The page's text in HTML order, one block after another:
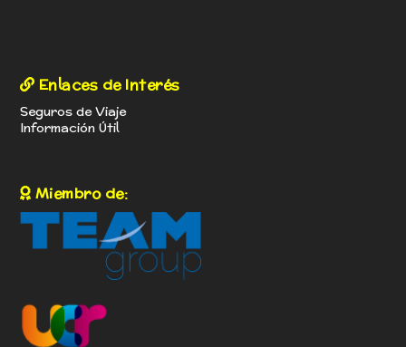
Enlaces de Interés
Seguros de Viaje
Información Útil
Miembro de: